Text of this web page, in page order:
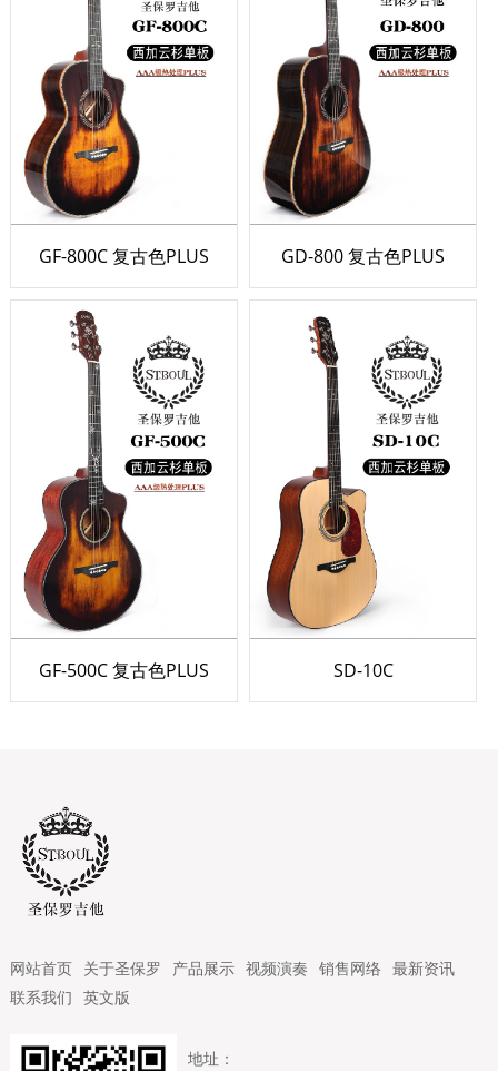
GF-800C 复古色PLUS GD-800 复古色PLUS
GF-500C 复古色PLUS SD-10C
网站首页 关于圣保罗 产品展示 视频演奏 销售网络 最新资讯
联系我们 英文版
地址：